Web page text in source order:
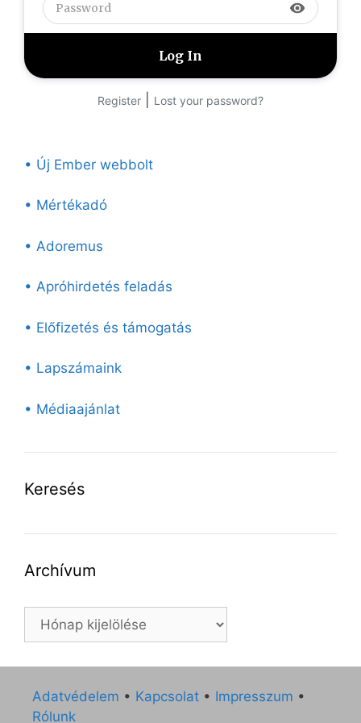
visibility
Register Lost your password?
• Új Ember webbolt
• Mértékadó
• Adoremus
• Apróhirdetés feladás
• Előfizetés és támogatás
• Lapszámaink
• Médiaajánlat
Keresés
Archívum
Archívum
Adatvédelem • Kapcsolat • Impresszum •
Rólunk